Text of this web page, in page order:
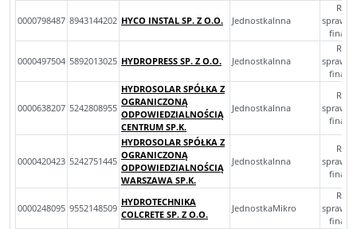
0000798487 8943144202 HYCO INSTAL SP. Z O.O. JednostkaInna
0000497504 5892013025 HYDROPRESS SP. Z O.O. JednostkaInna
0000638207 5242808955
HYDROSOLAR SPÓŁKA Z
OGRANICZONĄ
ODPOWIEDZIALNOŚCIĄ
CENTRUM SP.K.
JednostkaInna
0000420423 5242751445
HYDROSOLAR SPÓŁKA Z
OGRANICZONĄ
ODPOWIEDZIALNOŚCIĄ
WARSZAWA SP.K.
JednostkaInna
0000248095 9552148509
HYDROTECHNIKA
COLCRETE SP. Z O.O.
JednostkaMikro